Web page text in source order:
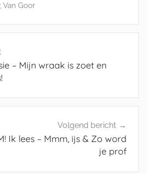
,Van Goor
– Mijn wraak is zoet en
Volgend bericht
Ik lees – Mmm, ijs & Zo word
je prof